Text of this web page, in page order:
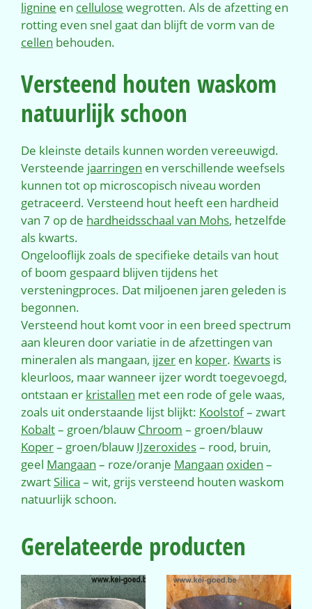
lignine en cellulose wegrotten. Als de afzetting en
rotting even snel gaat dan blijft de vorm van de
cellen behouden.
Versteend houten waskom
natuurlijk schoon
De kleinste details kunnen worden vereeuwigd.
Versteende jaarringen en verschillende weefsels
kunnen tot op microscopisch niveau worden
getraceerd. Versteend hout heeft een hardheid
van 7 op de hardheidsschaal van Mohs, hetzelfde
als kwarts.
Ongelooflijk zoals de specifieke details van hout
of boom gespaard blijven tijdens het
versteningproces. Dat miljoenen jaren geleden is
begonnen.
Versteend hout komt voor in een breed spectrum
aan kleuren door variatie in de afzettingen van
mineralen als mangaan, ijzer en koper. Kwarts is
kleurloos, maar wanneer ijzer wordt toegevoegd,
ontstaan er kristallen met een rode of gele waas,
zoals uit onderstaande lijst blijkt: Koolstof– zwart
Kobalt– groen/blauw Chroom – groen/blauw
Koper– groen/blauw IJzeroxides– rood, bruin,
geel Mangaan – roze/oranje Mangaan oxiden –
zwart Silica – wit, grijs versteend houten waskom
natuurlijk schoon.
Gerelateerde producten